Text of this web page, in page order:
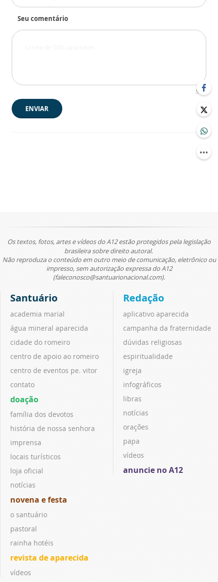
Seu comentário
500
ENVIAR
Os textos, fotos, artes e vídeos do A12 estão protegidos pela legislação
brasileira sobre direito autoral.
Não reproduza o conteúdo em outro meio de comunicação, eletrônico ou
impresso, sem autorização expressa do A12
(faleconosco@santuarionacional.com).
Santuário
academia marial
água mineral aparecida
cidade do romeiro
centro de apoio ao romeiro
centro de eventos pe. vitor
contato
doação
família dos devotos
história de nossa senhora
imprensa
locais turísticos
loja oficial
notícias
novena e festa
o santuário
pastoral
rainha hotéis
revista de aparecida
vídeos
Redação
aplicativo aparecida
campanha da fraternidade
dúvidas religiosas
espiritualidade
igreja
infográficos
libras
notícias
orações
papa
vídeos
anuncie no A12